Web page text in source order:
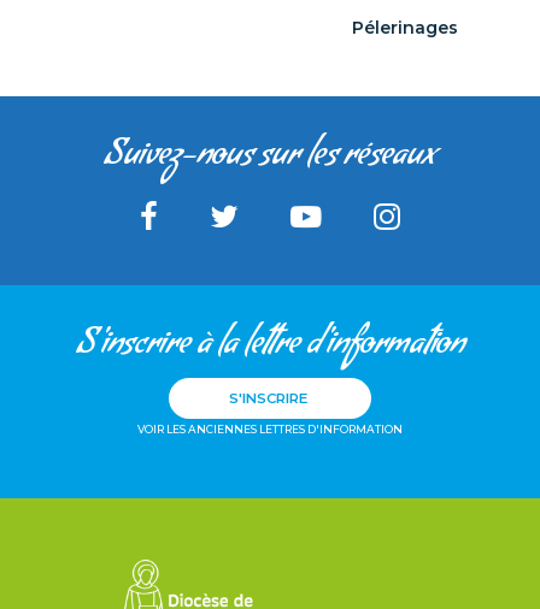
Pélerinages
Suivez-nous sur les réseaux
S'inscrire à la lettre d'information
S'INSCRIRE
VOIR LES ANCIENNES LETTRES D'INFORMATION